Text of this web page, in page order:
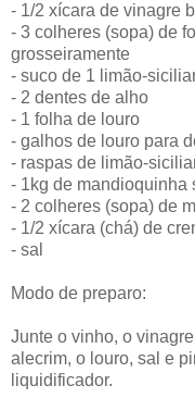
- 1/2 xícara de vinagre
- 3 colheres (sopa) de
grosseiramente
- suco de 1 limão-
- 2 dentes de alho
- 1 folha de louro
- galhos de louro para
- raspas de limão-
- 1kg de mandioquinha
- 2 colheres (sopa) de
- 1/2 xícara (chá) de
- sal
Modo de preparo:
Junte o vinho, o
alecrim, o louro, sal e
liquidificador.